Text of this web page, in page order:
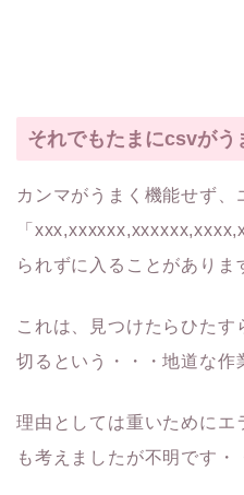
それでもたまにcsvがう
カンマがうまく機能せず、
「
られずに入ることがありま
これは、見つけたらひたす
切るという・・・地道な作
理由としては重いためにエ
も考えましたが不明です・